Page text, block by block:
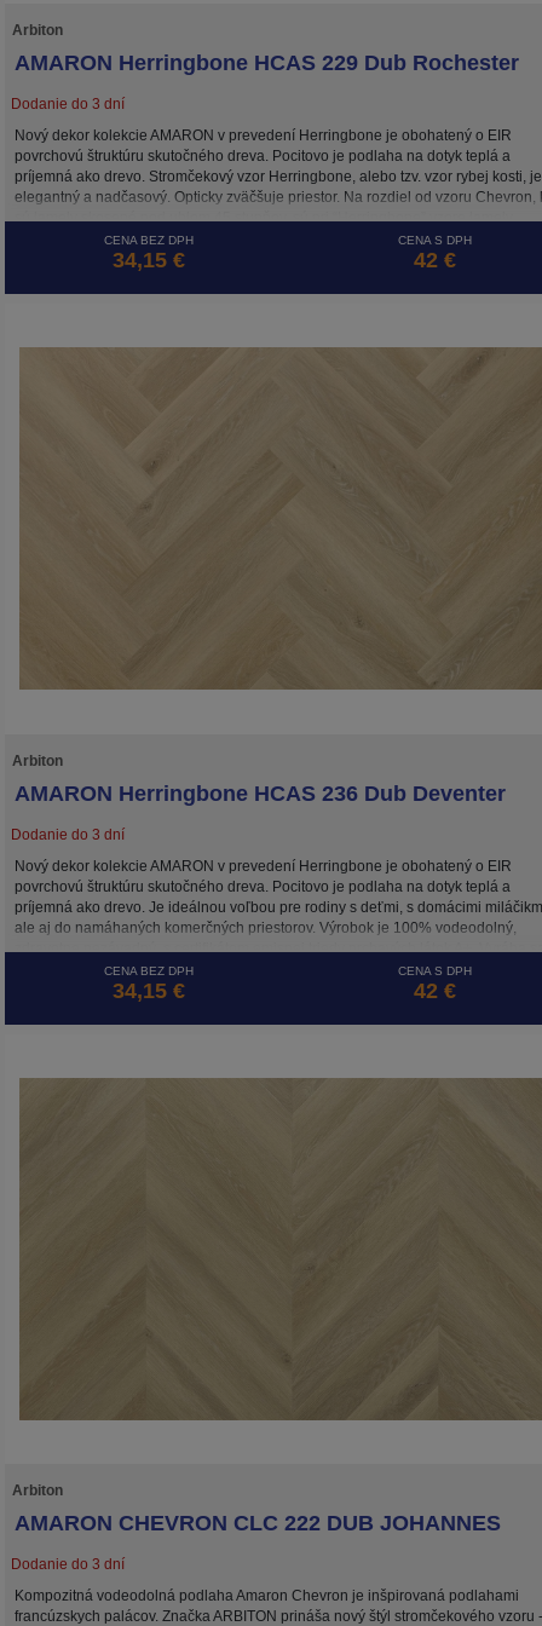
Arbiton
AMARON Herringbone HCAS 229 Dub Rochester
Dodanie do 3 dní
Nový dekor kolekcie AMARON v prevedení Herringbone je obohatený o EIR
povrchovú štruktúru skutočného dreva. Pocitovo je podlaha na dotyk teplá a
príjemná ako drevo. Stromčekový vzor Herringbone, alebo tzv. vzor rybej kosti, je
elegantný a nadčasový. Opticky zväčšuje priestor. Na rozdiel od vzoru Chevron,
sú lamely skosené pod uhlom 45 stupňov, sú pri “Herringbone” vzore lamely
položené pod uhlom 90°. Podlaha je ideálnou voľbou pre rodiny s deťmi, s
domácimi miláčikmi, ale aj do namáhaných komerčných priestorov. Výrobok je
CENA BEZ DPH
34,15 €
CENA S DPH
42 €
Arbiton
AMARON Herringbone HCAS 236 Dub Deventer
Dodanie do 3 dní
Nový dekor kolekcie AMARON v prevedení Herringbone je obohatený o EIR
povrchovú štruktúru skutočného dreva. Pocitovo je podlaha na dotyk teplá a
príjemná ako drevo. Je ideálnou voľbou pre rodiny s deťmi, s domácimi
ale aj do namáhaných komerčných priestorov. Výrobok je 100% vodeodolný,
Okrem plávajúcej podlahy hrúbky 5 mm so systémom „click“ je k dispozícii tento
(Dub Deventer Herringbone Dryback).
CENA BEZ DPH
34,15 €
CENA S DPH
42 €
Arbiton
AMARON CHEVRON CLC 222 DUB JOHANNES
Dodanie do 3 dní
Kompozitná vodeodolná podlaha Amaron Chevron je inšpirovaná podlahami
francúzskych palácov. Značka ARBITON prináša nový štýl stromčekového vzoru -